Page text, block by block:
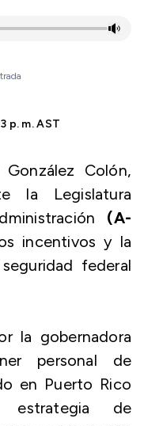
p. m. AST
Colón,
la Legislatura
(A-
incentivos y la
federal
la gobernadora
personal de
en Puerto Rico
de